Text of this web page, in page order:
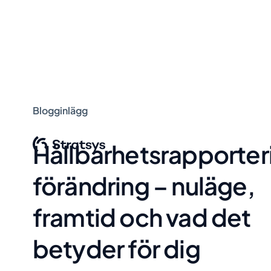
Blogginlägg
förändring – nuläge,
framtid och vad det
betyder för dig